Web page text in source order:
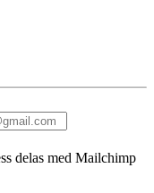
delas med Mailchimp